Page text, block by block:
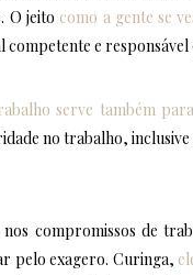
O jeito como a gente se
e responsável
serve também
no trabalho,
compromissos de
pelo exagero. Curinga,